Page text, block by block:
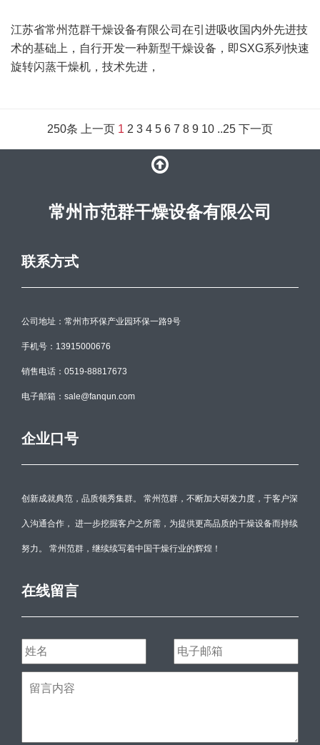
江苏省常州范群干燥设备有限公司在引进吸收国内外先进技
术的基础上，自行开发一种新型干燥设备，即SXG系列快速
旋转闪蒸干燥机，技术先进，
250条 上一页 1 2 3 4 5 6 7 8 9 10 ..25 下一页
常州市范群干燥设备有限公司
联系方式
公司地址：常州市环保产业园环保一路9号
手机号：13915000676
销售电话：0519-88817673
电子邮箱：sale@fanqun.com
企业口号
创新成就典范，品质领秀集群。 常州范群，不断加大研发力度，于客户深
入沟通合作， 进一步挖掘客户之所需，为提供更高品质的干燥设备而持续
努力。 常州范群，继续续写着中国干燥行业的辉煌！
在线留言